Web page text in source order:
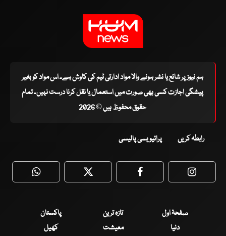
ہم نیوز پر شائع یا نشر ہونے والا مواد ادارتی ٹیم کی کاوش ہے۔ اس مواد کو بغیر
پیشگی اجازت کسی بھی صورت میں استعمال یا نقل کرنا درست نہیں۔ تمام
حقوق محفوظ ہیں © 2026
رابطہ کریں پرائیویسی پالیسی
WhatsApp Twitter Facebook
صفحۂ اول تازہ ترین
پاکستان
دنیا
معیشت کھیل